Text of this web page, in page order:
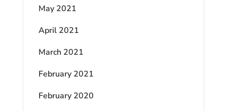
May 2021
April 2021
March 2021
February 2021
February 2020